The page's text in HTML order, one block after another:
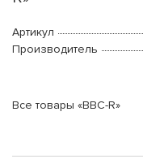
Артикул
Производитель
Все товары «BBC-R»